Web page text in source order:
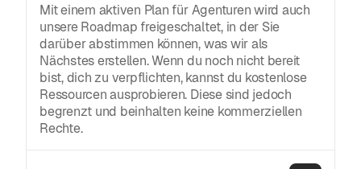
Mit einem aktiven Plan für Agenturen wird auch
unsere Roadmap freigeschaltet, in der Sie
darüber abstimmen können, was wir als
Nächstes erstellen. Wenn du noch nicht bereit
bist, dich zu verpflichten, kannst du kostenlose
Ressourcen ausprobieren. Diese sind jedoch
begrenzt und beinhalten keine kommerziellen
Rechte.